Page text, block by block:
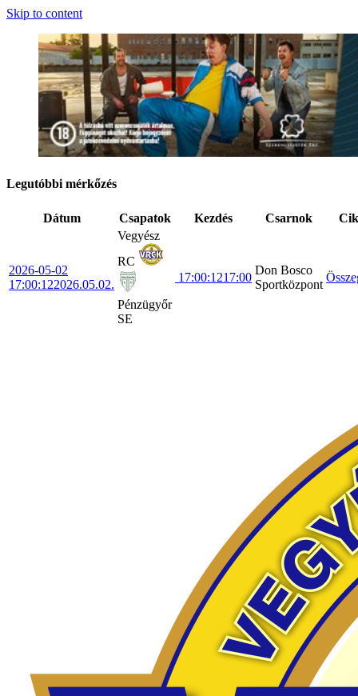
Skip to content
Legutóbbi mérkőzés
Dátum Csapatok Kezdés Csarnok
2026-05-02
17:00:122026.05.02.
Vegyész
RC
Pénzügyőr
SE
17:00:1217:00
Don Bosco
Sportközpont